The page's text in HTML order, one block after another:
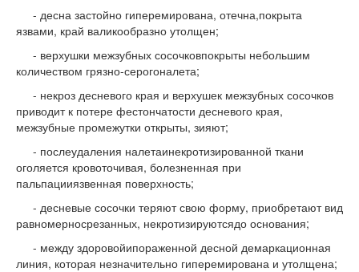
- десна застойно гиперемирована, отечна,покрыта
язвами, край валикообразно утолщен;
- верхушки межзубных сосочковпокрыты небольшим
количеством грязно-серогоналета;
- некроз десневого края и верхушек межзубных сосочков
приводит к потере фестончатости десневого края,
межзубные промежутки открыты, зияют;
- послеудаления налетаинекротизированной ткани
оголяется кровоточивая, болезненная при
пальпацииязвенная поверхность;
- десневые сосочки теряют свою форму, приобретают вид
равномерносрезанных, некротизируютсядо основания;
- между здоровойипораженной десной демаркационная
линия, которая незначительно гиперемирована и утолщена;